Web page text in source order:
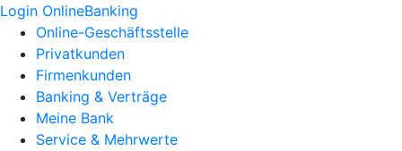
Login OnlineBanking
Online-Geschäftsstelle
Privatkunden
Firmenkunden
Banking & Verträge
Meine Bank
Service & Mehrwerte